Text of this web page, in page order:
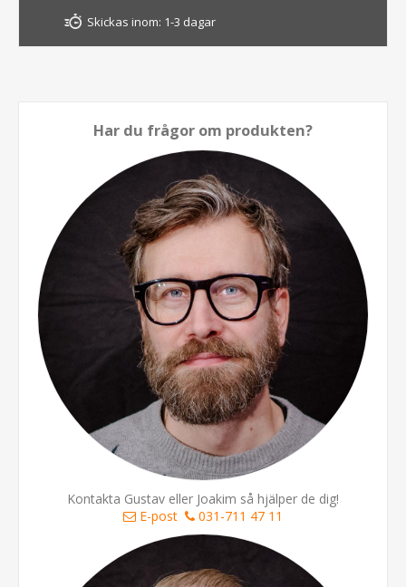
Skickas inom: 1-3 dagar
Har du frågor om produkten?
Kontakta Gustav eller Joakim så hjälper de dig!
E-post
031-711 47 11